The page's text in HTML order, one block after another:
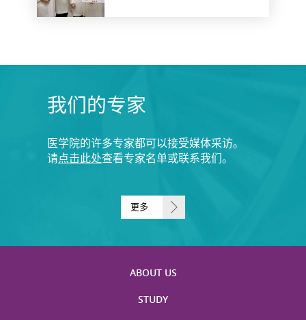
我们的专家
医学院的许多专家都可以接受媒体采访。
请点击此处查看专家名单或联系我们。
更多
ABOUT US
STUDY